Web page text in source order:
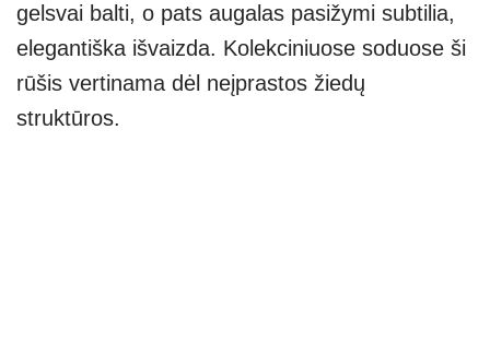
gelsvai balti, o pats augalas pasižymi subtilia,
elegantiška išvaizda. Kolekciniuose soduose ši
rūšis vertinama dėl neįprastos žiedų
struktūros.